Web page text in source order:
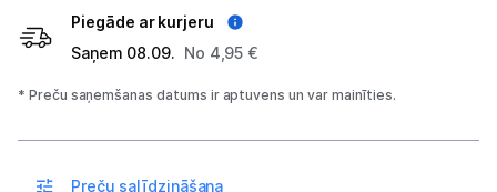
Skaistumkopšana
Piegāde ar kurjeru
Saņem 08.09. No 4,95 €
* Preču saņemšanas datums ir aptuvens un var mainīties.
Preču salīdzināšana